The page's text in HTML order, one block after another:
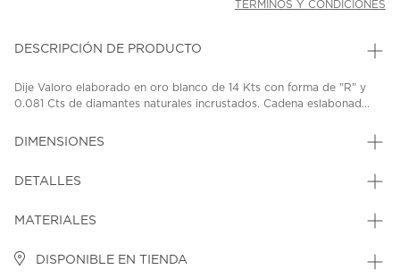
TÉRMINOS Y CONDICIONES
DESCRIPCIÓN DE PRODUCTO
Dije Valoro elaborado en oro blanco de 14 Kts con forma de "R" y
0.081 Cts de diamantes naturales incrustados. Cadena eslabonad...
DIMENSIONES
DETALLES
MATERIALES
DISPONIBLE EN TIENDA